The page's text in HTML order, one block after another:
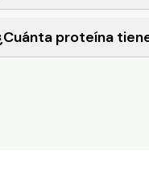
proteína